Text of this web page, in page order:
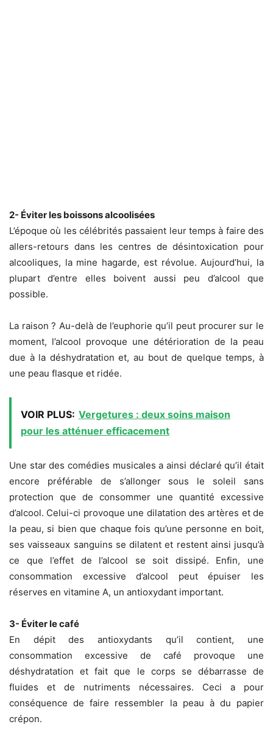
2- Éviter les boissons alcoolisées
L’époque où les célébrités passaient leur temps à faire des
allers-retours dans les centres de désintoxication pour
alcooliques, la mine hagarde, est révolue. Aujourd’hui, la
plupart d’entre elles boivent aussi peu d’alcool que
possible.
La raison ? Au-delà de l’euphorie qu’il peut procurer sur le
moment, l’alcool provoque une détérioration de la peau
due à la déshydratation et, au bout de quelque temps, à
une peau flasque et ridée.
VOIR PLUS: Vergetures : deux soins maison
pour les atténuer efficacement
Une star des comédies musicales a ainsi déclaré qu’il était
encore préférable de s’allonger sous le soleil sans
protection que de consommer une quantité excessive
d’alcool. Celui-ci provoque une dilatation des artères et de
la peau, si bien que chaque fois qu’une personne en boit,
ses vaisseaux sanguins se dilatent et restent ainsi jusqu’à
ce que l’effet de l’alcool se soit dissipé. Enfin, une
consommation excessive d’alcool peut épuiser les
réserves en vitamine A, un antioxydant important.
3- Éviter le café
En dépit des antioxydants qu’il contient, une
consommation excessive de café provoque une
déshydratation et fait que le corps se débarrasse de
fluides et de nutriments nécessaires. Ceci a pour
conséquence de faire ressembler la peau à du papier
crépon.